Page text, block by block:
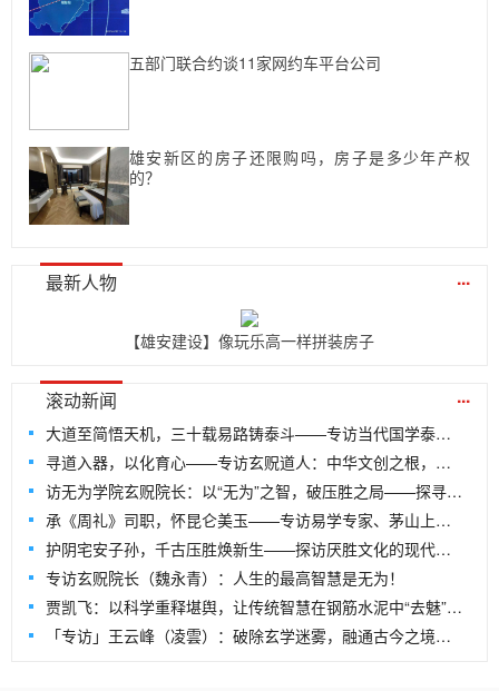
五部门联合约谈11家网约车平台公司
雄安新区的房子还限购吗，房子是多少年产权
的？
最新人物 ...
【雄安建设】像玩乐高一样拼装房子
滚动新闻 ...
大道至简悟天机，三十载易路铸泰斗——专访当代国学泰斗、易量子老师王开勇
寻道入器，以化育心——专访玄贶道人：中华文创之根，尽在“道”中
访无为学院玄贶院长：以“无为”之智，破压胜之局——探寻文创传承的千年回响
承《周礼》司职，怀昆仑美玉——专访易学专家、茅山上清派79代弟子司瑶
护阴宅安子孙，千古压胜焕新生——探访厌胜文化的现代传承与无为学院文创的破局之路
专访玄贶院长（魏永青）：人生的最高智慧是无为！
贾凯飞：以科学重释堪舆，让传统智慧在钢筋水泥中“去魅”新生——记北京国培世纪教育科学技术院咸阳市分院院长贾凯飞
「专访」王云峰（凌雲）：破除玄学迷雾，融通古今之境——专访北京国培世纪教育科学技术院山东济南市分院长